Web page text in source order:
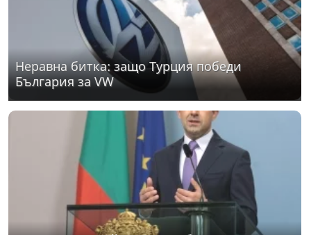
Неравна битка: защо Турция победи
България за VW